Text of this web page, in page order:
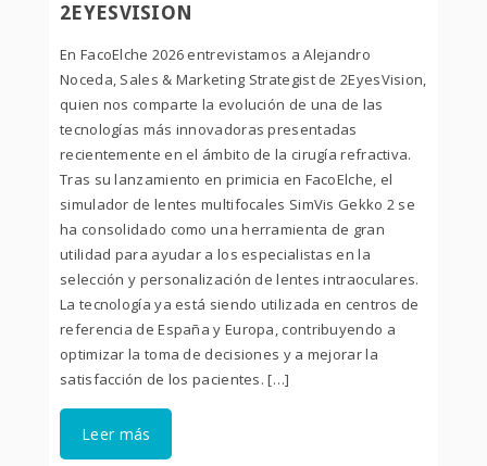
2EYESVISION
En FacoElche 2026 entrevistamos a Alejandro
Noceda, Sales & Marketing Strategist de 2EyesVision,
quien nos comparte la evolución de una de las
tecnologías más innovadoras presentadas
recientemente en el ámbito de la cirugía refractiva.
Tras su lanzamiento en primicia en FacoElche, el
simulador de lentes multifocales SimVis Gekko 2 se
ha consolidado como una herramienta de gran
utilidad para ayudar a los especialistas en la
selección y personalización de lentes intraoculares.
La tecnología ya está siendo utilizada en centros de
referencia de España y Europa, contribuyendo a
optimizar la toma de decisiones y a mejorar la
satisfacción de los pacientes. […]
Leer más